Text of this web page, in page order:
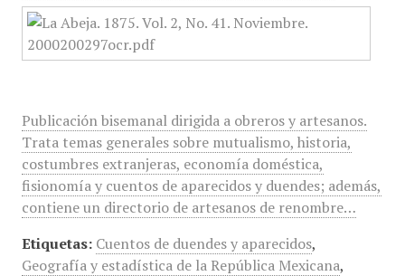
Publicación bisemanal dirigida a obreros y artesanos.
Trata temas generales sobre mutualismo, historia,
costumbres extranjeras, economía doméstica,
fisionomía y cuentos de aparecidos y duendes; además,
contiene un directorio de artesanos de renombre…
Etiquetas: Cuentos de duendes y aparecidos,
Geografía y estadística de la República Mexicana,